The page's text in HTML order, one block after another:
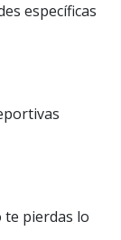
específicas
te pierdas lo